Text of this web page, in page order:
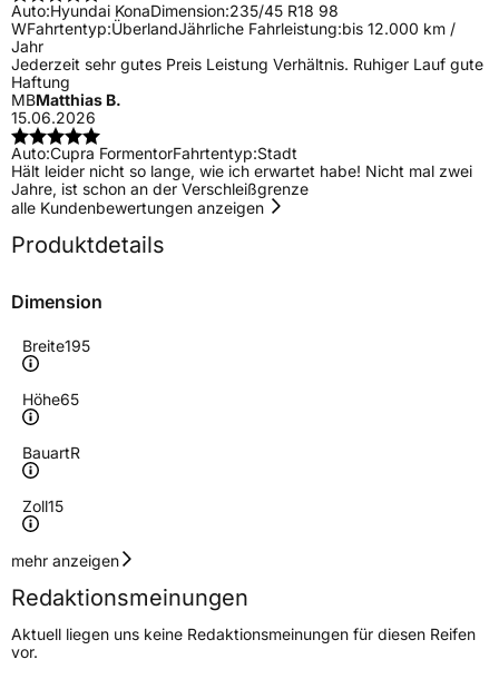
Auto:Hyundai KonaDimension:235/45 R18 98
WFahrtentyp:ÜberlandJährliche Fahrleistung:bis 12.000 km /
Jahr
Jederzeit sehr gutes Preis Leistung Verhältnis. Ruhiger Lauf gute
Haftung
MBMatthias B.
15.06.2026
Auto:Cupra FormentorFahrtentyp:Stadt
Hält leider nicht so lange, wie ich erwartet habe! Nicht mal zwei
Jahre, ist schon an der Verschleißgrenze
alle Kundenbewertungen anzeigen
Produktdetails
Dimension
Breite195
Höhe65
BauartR
Zoll15
Geschwindigkeitsindex
Höchstgeschwindigkeit
210 km/h
Lastindex91
mehr anzeigen
Redaktionsmeinungen
Aktuell liegen uns keine Redaktionsmeinungen für diesen Reifen
vor.